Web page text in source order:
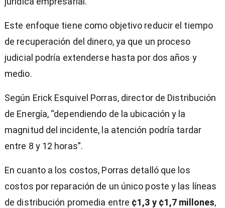
Este enfoque tiene como objetivo reducir el tiempo
de recuperación del dinero, ya que un proceso
judicial podría extenderse hasta por dos años y
medio.
Según Erick Esquivel Porras, director de Distribución
de Energía, “dependiendo de la ubicación y la
magnitud del incidente, la atención podría tardar
entre 8 y 12 horas”.
En cuanto a los costos, Porras detalló que los
costos por reparación de un único poste y las líneas
de distribución promedia entre ¢1,3 y ¢1,7 millones,